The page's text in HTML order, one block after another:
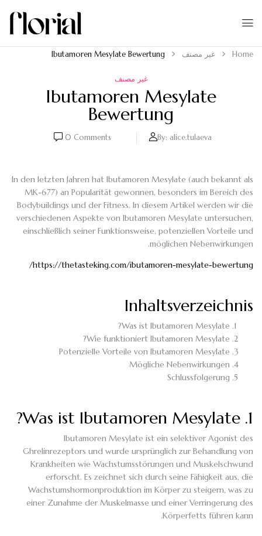
Home غير مصنف Ibutamoren Mesylate Bewertung
غير مصنف
Ibutamoren Mesylate
Bewertung
By: alice.tulaeva
0 Comments
In den letzten Jahren hat Ibutamoren Mesylate (auch bekannt als
MK-677) an Popularität gewonnen, besonders im Bereich des
Bodybuildings und der Fitness. In diesem Artikel werden wir die
verschiedenen Aspekte von Ibutamoren Mesylate untersuchen,
einschließlich seiner Funktionsweise, potenziellen Vorteile und
möglichen Nebenwirkungen.
https://thetasteking.com/ibutamoren-mesylate-bewertung/
Inhaltsverzeichnis
Was ist Ibutamoren Mesylate?
Wie funktioniert Ibutamoren Mesylate?
Potenzielle Vorteile von Ibutamoren Mesylate
Mögliche Nebenwirkungen
Schlussfolgerung
1. Was ist Ibutamoren Mesylate?
Ibutamoren Mesylate ist ein selektiver Agonist des
Ghrelinrezeptors und wurde ursprünglich zur Behandlung von
Krankheiten wie Wachstumsstörungen und Muskelschwund
erforscht. Es zeichnet sich durch seine Fähigkeit aus, die
Wachstumshormonproduktion im Körper zu steigern, was zu
einer Zunahme der Muskelmasse und einer Verringerung des
Körperfetts führen kann.